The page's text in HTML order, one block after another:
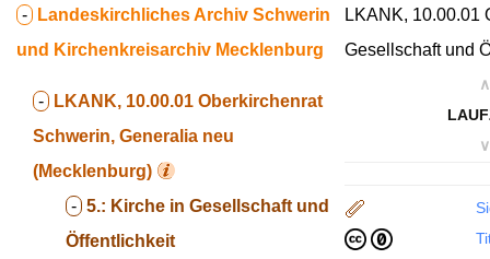
- Landeskirchliches Archiv Schwerin
und Kirchenkreisarchiv Mecklenburg
- LKANK, 10.00.01 Oberkirchenrat
Schwerin, Generalia neu
(Mecklenburg)
- 5.: Kirche in Gesellschaft und
Öffentlichkeit
LKANK, 10.00.01
Gesellschaft und
∧
∨